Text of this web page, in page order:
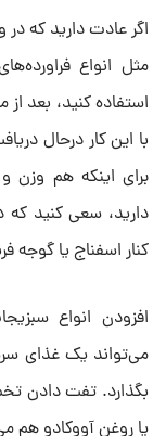
اگر عادت دارید که
مثل انواع
استفاده کنید، بعد
با این کار درحال
برای اینکه هم
دارید، سعی کنید
کنار اسفناج یا گوجه
افزودن انواع
می‌تواند یک غذای
بگذارد. تفت دادن
یا روغن آووکادو هم